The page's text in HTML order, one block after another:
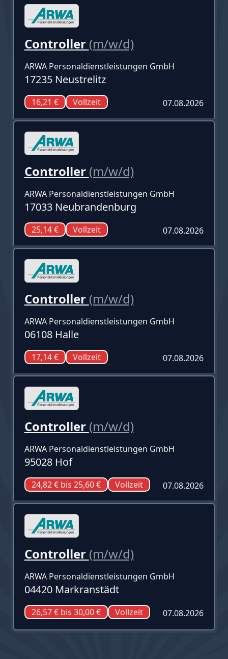
Controller (m/w/d)
ARWA Personaldienstleistungen GmbH
17235 Neustrelitz
16,21 € Vollzeit 07.08.2026
Controller (m/w/d)
ARWA Personaldienstleistungen GmbH
17033 Neubrandenburg
25,14 € Vollzeit 07.08.2026
Controller (m/w/d)
ARWA Personaldienstleistungen GmbH
06108 Halle
17,14 € Vollzeit 07.08.2026
Controller (m/w/d)
ARWA Personaldienstleistungen GmbH
95028 Hof
24,82 € bis 25,60 € Vollzeit 07.08.2026
Controller (m/w/d)
ARWA Personaldienstleistungen GmbH
04420 Markranstädt
26,57 € bis 30,00 € Vollzeit 07.08.2026